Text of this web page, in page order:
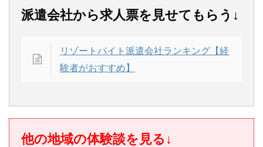
派遣会社から求人票を見せてもらう↓
リゾートバイト派遣会社ランキング【経
験者がおすすめ】
他の地域の体験談を見る↓